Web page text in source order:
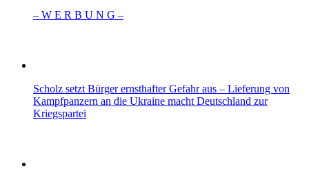
– W Ε R Β U Ν G –
Scholz setzt Bürger ernsthafter Gefahr aus – Lieferung von
Kampfpanzern an die Ukraine macht Deutschland zur
Kriegspartei